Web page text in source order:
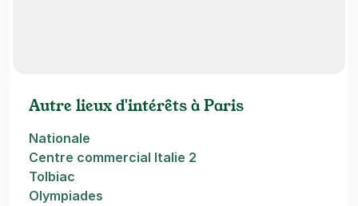
Autre lieux d'intérêts à Paris
Nationale
Centre commercial Italie 2
Tolbiac
Olympiades